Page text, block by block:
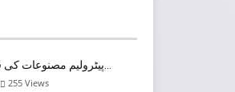
255 Views